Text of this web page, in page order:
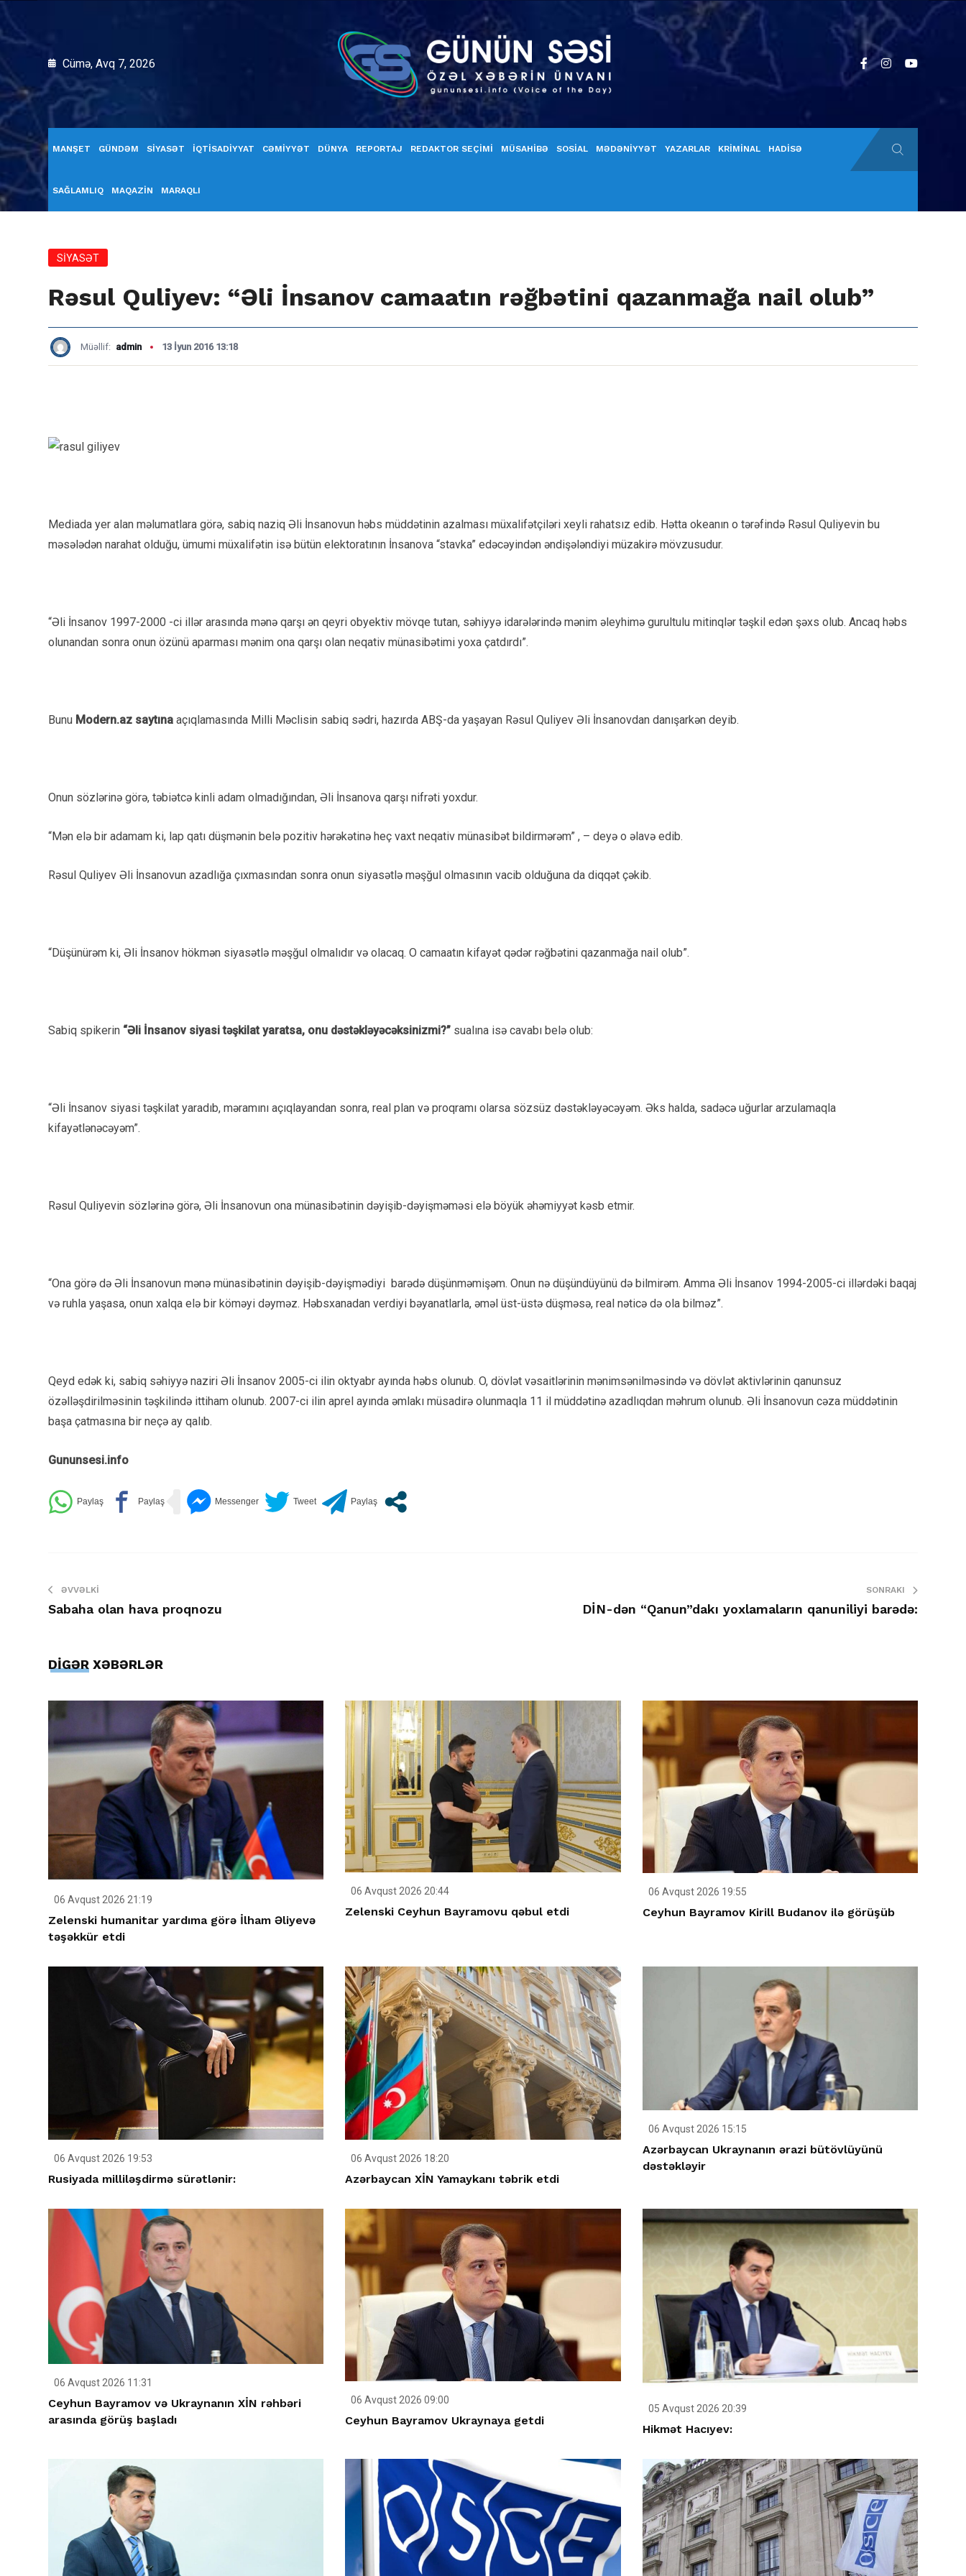
Cümə, Avq 7, 2026
MANŞET GÜNDƏM SİYASƏT İQTİSADİYYAT CƏMİYYƏT DÜNYA REPORTAJ REDAKTOR SEÇİMİ MÜSAHİBƏ SOSİAL MƏDƏNİYYƏT YAZARLAR KRİMİNAL HADİSƏ
SAĞLAMLIQ MAQAZİN MARAQLI
SİYASƏT
Rəsul Quliyev: “Əli İnsanov camaatın rəğbətini qazanmağa nail olub”
Müəllif: admin 13 İyun 2016 13:18
Mediada yer alan məlumatlara görə, sabiq naziq Əli İnsanovun həbs müddətinin azalması müxalifətçiləri xeyli rahatsız edib. Hətta okeanın o tərəfində Rəsul Quliyevin bu
məsələdən narahat olduğu, ümumi müxalifətin isə bütün elektoratının İnsanova “stavka” edəcəyindən əndişələndiyi müzakirə mövzusudur.
“Əli İnsanov 1997-2000 -ci illər arasında mənə qarşı ən qeyri obyektiv mövqe tutan, səhiyyə idarələrində mənim əleyhimə gurultulu mitinqlər təşkil edən şəxs olub. Ancaq həbs
olunandan sonra onun özünü aparması mənim ona qarşı olan neqativ münasibətimi yoxa çatdırdı”.
Bunu Modern.az saytına açıqlamasında Milli Məclisin sabiq sədri, hazırda ABŞ-da yaşayan Rəsul Quliyev Əli İnsanovdan danışarkən deyib.
Onun sözlərinə görə, təbiətcə kinli adam olmadığından, Əli İnsanova qarşı nifrəti yoxdur.
“Mən elə bir adamam ki, lap qatı düşmənin belə pozitiv hərəkətinə heç vaxt neqativ münasibət bildirmərəm” , – deyə o əlavə edib.
Rəsul Quliyev Əli İnsanovun azadlığa çıxmasından sonra onun siyasətlə məşğul olmasının vacib olduğuna da diqqət çəkib.
“Düşünürəm ki, Əli İnsanov hökmən siyasətlə məşğul olmalıdır və olacaq. O camaatın kifayət qədər rəğbətini qazanmağa nail olub”.
Sabiq spikerin “Əli İnsanov siyasi təşkilat yaratsa, onu dəstəkləyəcəksinizmi?” sualına isə cavabı belə olub:
“Əli İnsanov siyasi təşkilat yaradıb, məramını açıqlayandan sonra, real plan və proqramı olarsa sözsüz dəstəkləyəcəyəm. Əks halda, sadəcə uğurlar arzulamaqla
kifayətlənəcəyəm”.
Rəsul Quliyevin sözlərinə görə, Əli İnsanovun ona münasibətinin dəyişib-dəyişməməsi elə böyük əhəmiyyət kəsb etmir.
“Ona görə də Əli İnsanovun mənə münasibətinin dəyişib-dəyişmədiyi barədə düşünməmişəm. Onun nə düşündüyünü də bilmirəm. Amma Əli İnsanov 1994-2005-ci illərdəki baqaj
və ruhla yaşasa, onun xalqa elə bir köməyi dəyməz. Həbsxanadan verdiyi bəyanatlarla, əməl üst-üstə düşməsə, real nəticə də ola bilməz”.
Qeyd edək ki, sabiq səhiyyə naziri Əli İnsanov 2005-ci ilin oktyabr ayında həbs olunub. O, dövlət vəsaitlərinin mənimsənilməsində və dövlət aktivlərinin qanunsuz
özəlləşdirilməsinin təşkilində ittiham olunub. 2007-ci ilin aprel ayında əmlakı müsadirə olunmaqla 11 il müddətinə azadlıqdan məhrum olunub. Əli İnsanovun cəza müddətinin
başa çatmasına bir neçə ay qalıb.
Gununsesi.info
ƏVVƏLKI
Sabaha olan hava proqnozu
SONRAKI
DİN-dən “Qanun”dakı yoxlamaların qanuniliyi barədə:
DİGƏR XƏBƏRLƏR
06 Avqust 2026 21:19
Zelenski humanitar yardıma görə İlham Əliyevə
təşəkkür etdi
06 Avqust 2026 20:44
Zelenski Ceyhun Bayramovu qəbul etdi
06 Avqust 2026 19:55
Ceyhun Bayramov Kirill Budanov ilə görüşüb
06 Avqust 2026 19:53
Rusiyada milliləşdirmə sürətlənir:
06 Avqust 2026 18:20
Azərbaycan XİN Yamaykanı təbrik etdi
06 Avqust 2026 15:15
Azərbaycan Ukraynanın ərazi bütövlüyünü
dəstəkləyir
06 Avqust 2026 11:31
Ceyhun Bayramov və Ukraynanın XİN rəhbəri
arasında görüş başladı
06 Avqust 2026 09:00
Ceyhun Bayramov Ukraynaya getdi
05 Avqust 2026 20:39
Hikmət Hacıyev: